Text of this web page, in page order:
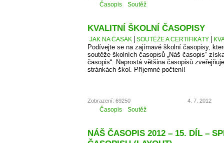
Časopis Soutěž
KVALITNÍ ŠKOLNÍ ČASOPISY
JAK NA ČASÁK SOUTĚŽE A CERTIFIKÁTY
Podívejte se na zajímavé školní časopisy,
soutěže školních časopisů „Náš časopis“
časopis“. Naprostá většina časopisů
stránkách škol. Příjemné počtení!
Zobrazení: 69250 4. 7. 2012
Časopis Soutěž
NÁŠ ČASOPIS 2012 – 15. DÍL –